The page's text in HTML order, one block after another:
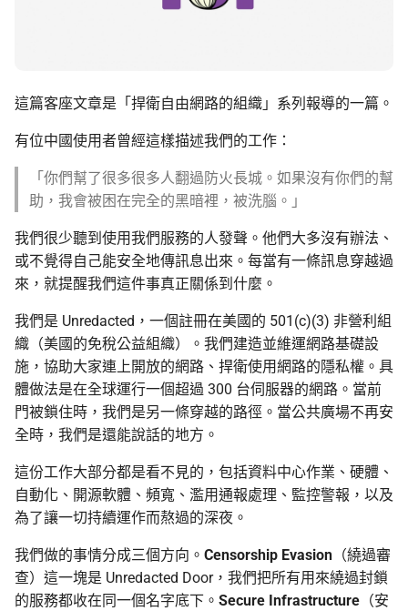
行動作業系統
OONI Run v2 操作說明
什麼是 CryptPad
匿名通訊工具比較
密碼管理器入門
Asian Diceware：帶亞
加密貨幣的隱私光譜
用 AI 工作時怎麼避免
外洩
出國前數位安全：用 AI
onionoo MCP：Tor 中
OONI 怎麼判定一個網
封鎖
OONI 測項速查表
上傳機敏資訊流程
幫忙 pin 文件站的 IPFS
像
品牌素材
這篇客座文章是「捍衛自由網路的組織」系列報導的一篇。
有位中國使用者曾經這樣描述我們的工作：
「你們幫了很多很多人翻過防火長城。如果沒有你們的幫
助，我會被困在完全的黑暗裡，被洗腦。」
我們很少聽到使用我們服務的人發聲。他們大多沒有辦法、
或不覺得自己能安全地傳訊息出來。每當有一條訊息穿越過
來，就提醒我們這件事真正關係到什麼。
我們是 Unredacted，一個註冊在美國的 501(c)(3) 非營利組
織（美國的免稅公益組織）。我們建造並維運網路基礎設
施，協助大家連上開放的網路、捍衛使用網路的隱私權。具
體做法是在全球運行一個超過 300 台伺服器的網路。當前
門被鎖住時，我們是另一條穿越的路徑。當公共廣場不再安
全時，我們是還能說話的地方。
這份工作大部分都是看不見的，包括資料中心作業、硬體、
自動化、開源軟體、頻寬、濫用通報處理、監控警報，以及
為了讓一切持續運作而熬過的深夜。
我們做的事情分成三個方向。 Censorship Evasion （繞過審
查）這一塊是 Unredacted Door，我們把所有用來繞過封鎖
的服務都收在同一個名字底下。 Secure Infrastructure （安